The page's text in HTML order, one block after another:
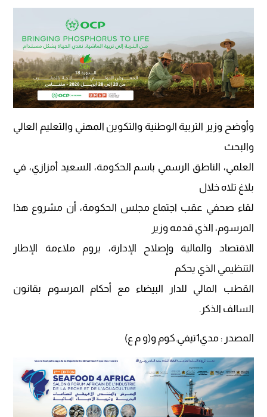
وأوضح وزير التربية الوطنية والتكوين المهني والتعليم العالي
والبحث
العلمي، الناطق الرسمي باسم الحكومة، السعيد أمزازي، في
بلاغ تلاه خلال
لقاء صحفي عقب اجتماع مجلس الحكومة، أن مشروع هذا
المرسوم، الذي قدمه وزير
الاقتصاد والمالية وإصلاح الإدارة، يروم ملاءمة الإطار
التنظيمي الذي يحكم
القطب المالي للدار البيضاء مع أحكام المرسوم بقانون
السالف الذكر.
المصدر : مدي1تيفي.كوم و(و م ع)